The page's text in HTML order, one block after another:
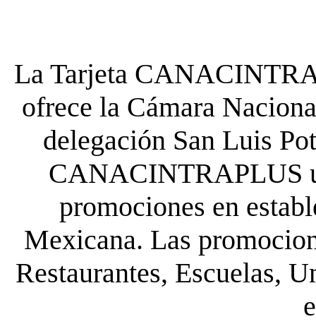
La Tarjeta
ofrece la Cámara
delegación San Luis
CANACINTRAPLUS
promociones en
Mexicana. Las
Restaurantes, Escuelas,